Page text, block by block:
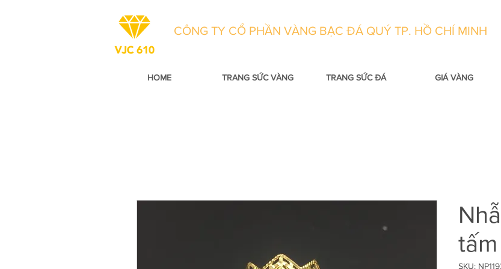
CÔNG TY CỔ PHẦN VÀNG BẠC ĐÁ QUÝ TP. HỒ CHÍ MINH
HOME TRANG SỨC VÀNG TRANG SỨC ĐÁ GIÁ VÀNG
SKU: